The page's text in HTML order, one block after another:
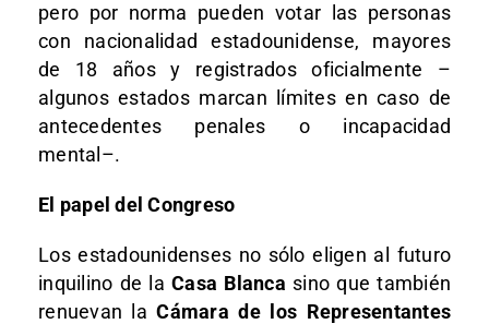
pero por norma pueden votar las personas
con nacionalidad estadounidense, mayores
de 18 años y registrados oficialmente –
algunos estados marcan límites en caso de
antecedentes penales o incapacidad
mental–.
El papel del Congreso
Los estadounidenses no sólo eligen al futuro
inquilino de la Casa Blanca sino que también
renuevan laCámara de los Representantes